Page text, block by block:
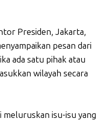
Presiden, Jakarta,
pesan dari
ada satu pihak atau
wilayah secara
meluruskan isu-isu yang